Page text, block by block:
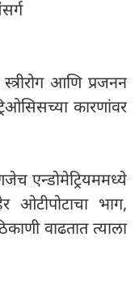
आणि प्रजनन
कारणांवर
एन्डोमेट्रियममध्ये
ओटीपोटाचा भाग,
वाढतात त्याला